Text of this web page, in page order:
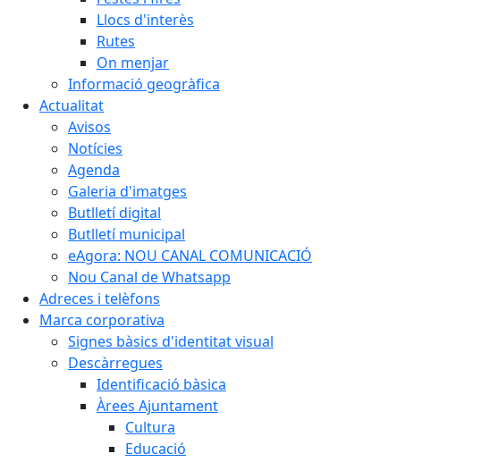
Llocs d'interès
Rutes
On menjar
Informació geogràfica
Actualitat
Avisos
Notícies
Agenda
Galeria d'imatges
Butlletí digital
Butlletí municipal
eAgora: NOU CANAL COMUNICACIÓ
Nou Canal de Whatsapp
Adreces i telèfons
Marca corporativa
Signes bàsics d'identitat visual
Descàrregues
Identificació bàsica
Àrees Ajuntament
Cultura
Educació